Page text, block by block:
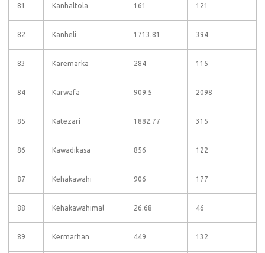
81 Kanhaltola 161 121
82 Kanheli 1713.81 394
83 Karemarka 284 115
84 Karwafa 909.5 2098
85 Katezari 1882.77 315
86 Kawadikasa 856 122
87 Kehakawahi 906 177
88 Kehakawahimal 26.68 46
89 Kermarhan 449 132